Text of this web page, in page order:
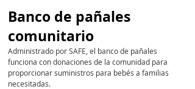
Banco de pañales
comunitario
Administrado por SAFE, el banco de pañales
funciona con donaciones de la comunidad para
proporcionar suministros para bebés a familias
necesitadas.